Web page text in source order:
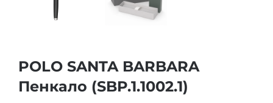
POLO SANTA BARBARA
Пенкало (SBP.1.1002.1)